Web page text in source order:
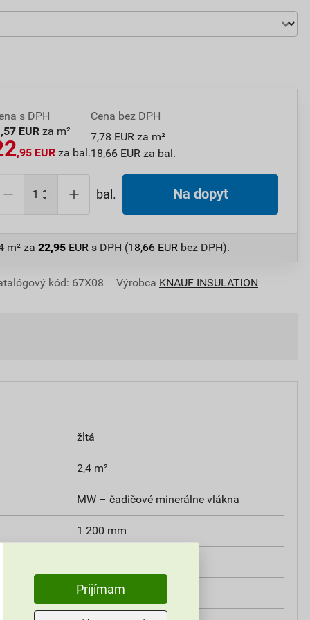
s DPH
,57 EUR za m²
,95 EUR za bal.
Cena bez DPH
7,78 EUR za m²
18,66 EUR za bal.
bal. Na dopyt
m² za 22,95 EUR s DPH (18,66 EUR bez DPH).
kód: 67X08 Výrobca KNAUF INSULATION
žltá
2,4 m²
MW – čadičové minerálne vlákna
1 200 mm
400 mm
Prijímam